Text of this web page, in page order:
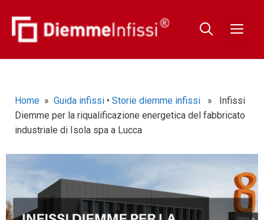
Home » Guida infissi • Storie diemme infissi » Infissi
Diemme per la riqualificazione energetica del fabbricato
industriale di Isola spa a Lucca